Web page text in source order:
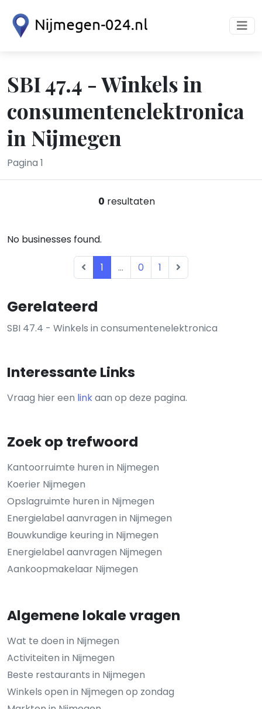
SBI 47.4 - Winkels in
consumentenelektronica
in Nijmegen
Pagina 1
Gerelateerd
SBI 47.4 - Winkels in consumentenelektronica
Interessante Links
Vraag hier een linkaan op deze pagina.
Zoek op trefwoord
Kantoorruimte huren in Nijmegen
Koerier Nijmegen
Opslagruimte huren in Nijmegen
Energielabel aanvragen in Nijmegen
Bouwkundige keuring in Nijmegen
Energielabel aanvragen Nijmegen
Aankoopmakelaar Nijmegen
Algemene lokale vragen
Wat te doen in Nijmegen
Activiteiten in Nijmegen
Beste restaurants in Nijmegen
Winkels open in Nijmegen op zondag
0 resultaten
No businesses found.
1 ... 0 1